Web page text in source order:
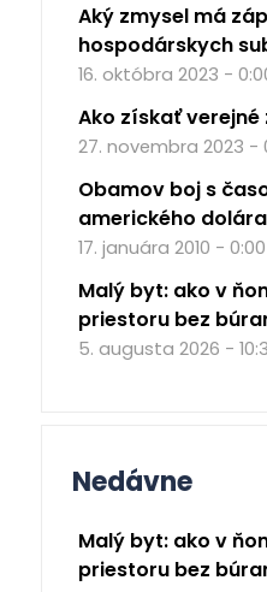
Aký zmysel má
hospodárskych
16. októbra 2023 -
Ako získať verejné
27. novembra 2023 -
Obamov boj s
amerického dolára
17. januára 2010 - 0:00
Malý byt: ako v
priestoru bez
5. augusta 2026 -
Nedávne
Malý byt: ako v
priestoru bez